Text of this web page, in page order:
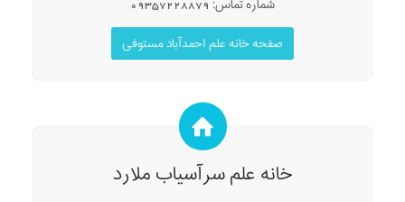
شماره تماس: 09357228879
صفحه خانه علم احمدآباد مستوفی
خانه علم سرآسیاب ملارد